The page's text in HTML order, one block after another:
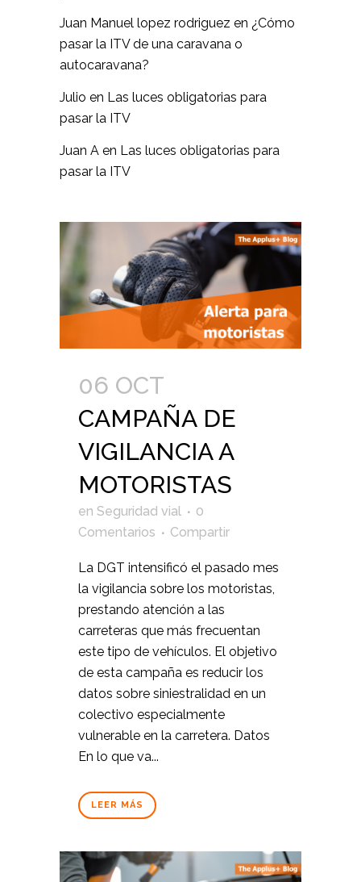
Juan Manuel lopez rodriguez en ¿Cómo
pasar la ITV de una caravana o
autocaravana?
Julio en Las luces obligatorias para
pasar la ITV
Juan A en Las luces obligatorias para
pasar la ITV
06 OCT
CAMPAÑA DE
VIGILANCIA A
MOTORISTAS
en Seguridad vial
0
Comentarios
Compartir
La DGT intensificó el pasado mes
la vigilancia sobre los motoristas,
prestando atención a las
carreteras que más frecuentan
este tipo de vehículos. El objetivo
de esta campaña es reducir los
datos sobre siniestralidad en un
colectivo especialmente
vulnerable en la carretera. Datos
En lo que va...
LEER MÁS